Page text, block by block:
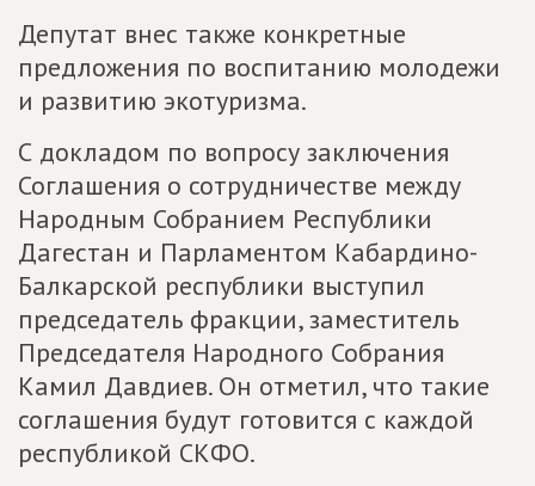
Депутат внес также конкретные
предложения по воспитанию молодежи
и развитию экотуризма.
С докладом по вопросу заключения
Соглашения о сотрудничестве между
Народным Собранием Республики
Дагестан и Парламентом Кабардино-
Балкарской республики выступил
председатель фракции, заместитель
Председателя Народного Собрания
Камил Давдиев. Он отметил, что такие
соглашения будут готовится с каждой
республикой СКФО.